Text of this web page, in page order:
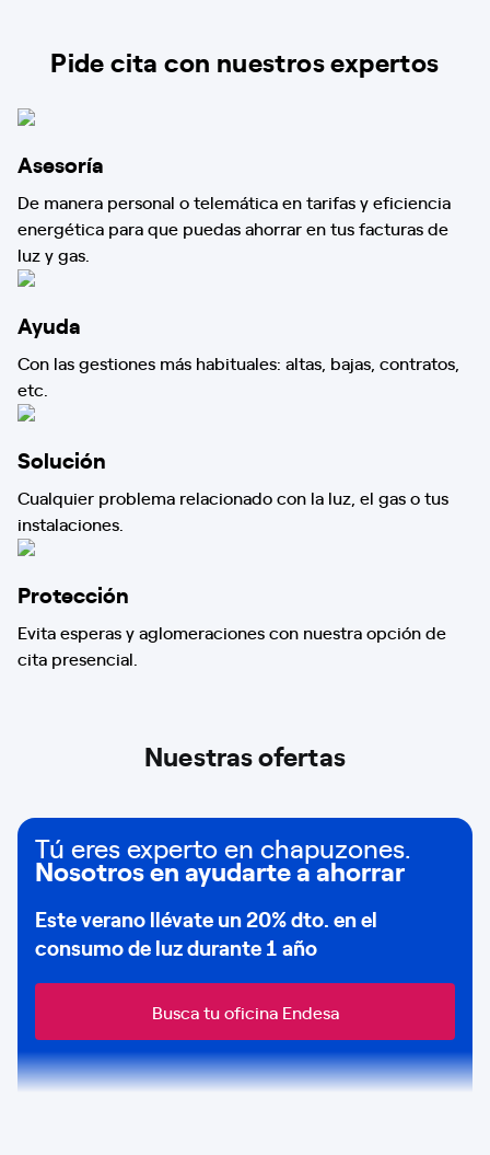
Pide cita con nuestros expertos
Asesoría
De manera personal o telemática en tarifas y eficiencia
energética para que puedas ahorrar en tus facturas de
luz y gas.
Ayuda
Con las gestiones más habituales: altas, bajas, contratos,
etc.
Solución
Cualquier problema relacionado con la luz, el gas o tus
instalaciones.
Protección
Evita esperas y aglomeraciones con nuestra opción de
cita presencial.
Nuestras ofertas
Tú eres experto en chapuzones.
Nosotros en ayudarte a ahorrar
Este verano llévate un20% dto. en el
consumo deluz durante 1 año
Busca tu oficina Endesa